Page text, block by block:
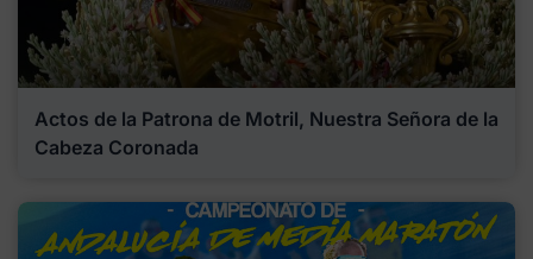
Actos de la Patrona de Motril, Nuestra Señora de la
Cabeza Coronada